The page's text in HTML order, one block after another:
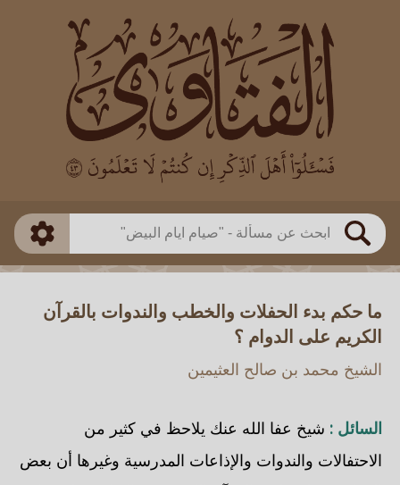
بحث
العالم
بن باز
بن العثيمين
اللجنة الدائمة
طريقة البحث
ذكي
ما حكم بدء الحفلات والخطب والندوات بالقرآن
الكريم على الدوام ؟
الشيخ محمد بن صالح العثيمين
السائل : شيخ عفا الله عنك يلاحظ في كثير من
الاحتفالات والندوات والإذاعات المدرسية وغيرها أن بعض